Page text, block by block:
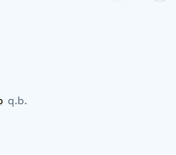
q.b.